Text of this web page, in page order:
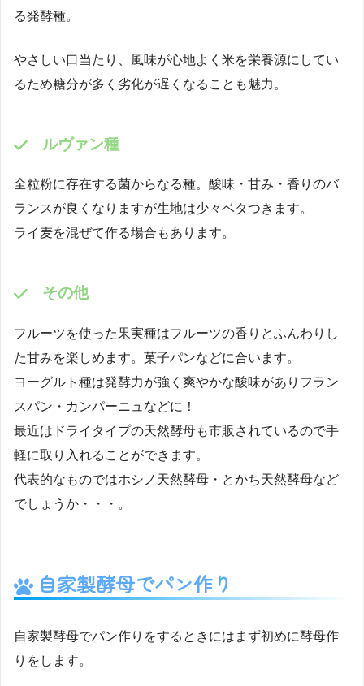
る発酵種。
やさしい口当たり、風味が心地よく米を栄養源にしてい
るため糖分が多く劣化が遅くなることも魅力。
ルヴァン種
全粒粉に存在する菌からなる種。酸味・甘み・香りのバ
ランスが良くなりますが生地は少々ベタつきます。
ライ麦を混ぜて作る場合もあります。
その他
フルーツを使った果実種はフルーツの香りとふんわりし
た甘みを楽しめます。菓子パンなどに合います。
ヨーグルト種は発酵力が強く爽やかな酸味がありフラン
スパン・カンパーニュなどに！
最近はドライタイプの天然酵母も市販されているので手
軽に取り入れることができます。
代表的なものではホシノ天然酵母・とかち天然酵母など
でしょうか・・・。
自家製酵母でパン作り
自家製酵母でパン作りをするときにはまず初めに酵母作
りをします。